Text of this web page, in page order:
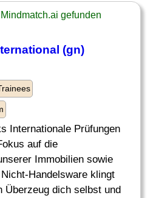
gefunden
(gn)
Internationale Prüfungen
auf die
Immobilien sowie
Handelsware klingt
Überzeug dich selbst und